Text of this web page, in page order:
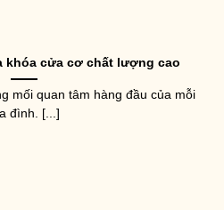
khóa cửa cơ chất lượng cao
mối quan tâm hàng đầu của mỗi
đình. [...]